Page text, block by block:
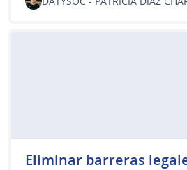
Eliminar barreras